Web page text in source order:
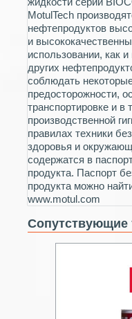
MotulTech
нефтепродуктов
и
использовании, как
других
соблюдать
предосторожности,
транспортировке и в
производственной
правилах техники
здоровья и
содержатся в
продукта. Паспорт
продукта можно
www.motul.com
Сопутствующие